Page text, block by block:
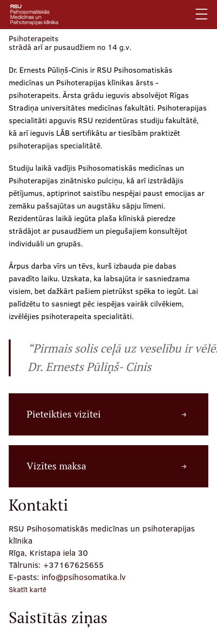
Pārlekt
galveno
saturu
English
Meklēt Mobile
augšējā
izvēlne
Jautājumi un atbildes
Privātuma politika
Vides pieejamība
Piesakies jaunumiem
Mobile
galvenā
izvēlne
Par klīniku
Pakalpojumi
Cenas
Apmācības un kursi
Bālinta grupas
Klīnisko gadījumu apraksti
Kontakti
Psihoterapeits
strādā arī ar pusaudžiem no 14 g.v.
Dr. Ernests Pūliņš-Cinis ir RSU Psihosomatiskās
medicīnas un Psihoterapijas klīnikas ārsts -
psihoterapeits. Ārsta grādu ieguvis absolvējot Rīgas
Stradiņa universitātes medicīnas fakultāti. Psihoterapijas
specialitāti apguvis RSU rezidentūras studiju fakultātē,
kā arī ieguvis LĀB sertifikātu ar tiesībām praktizēt
psihoterapijas specialitātē.
Studiju laikā vadījis Psihosomatiskās medicīnas un
Psihoterapijas zinātnisko pulciņu, kā arī izstrādājis
pētījumus, aptiprinot saistību nespējai paust emocijas ar
zemāku pašsajūtas un augstāku sāpju līmeni.
Rezidentūras laikā iegūta plaša klīniskā pieredze
strādājot ar pusaudžiem un piegušajiem konsultējot
individuāli un grupās.
Ārpus darba vīrs un tēvs, kurš izbauda pie dabas
pavadīto laiku. Uzskata, ka labsajūta ir sasniedzama
visiem, bet dažkārt pašiem pietrūkst spēka to iegūt. Lai
palīdzētu to sasniegt pēc iespējas vairāk cilvēkiem,
izvēlējies psihoterapeita specialitāti.
“Pirmais solis ceļā uz veselību ir
Dr. Ernests Pūliņš- Cinis
Pieteikties vizītei
Vizītes maksa
Kontakti
RSU Psihosomatiskās medicīnas un psihoterapijas
klīnika
Rīga, Kristapa iela 30
Tālrunis: +37167625655
E-pasts: info@psihosomatika.lv
Skatīt kartē
Saistītās ziņas